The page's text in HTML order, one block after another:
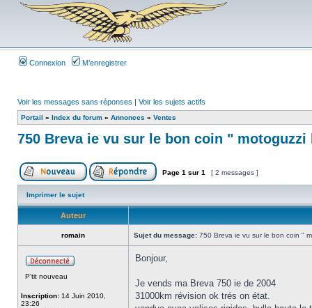
Connexion M’enregistrer
Voir les messages sans réponses | Voir les sujets actifs
Portail » Index du forum » Annonces » Ventes
750 Breva ie vu sur le bon coin " motoguzzi
Page 1 sur 1 [ 2 messages ]
Imprimer le sujet
Auteur
romain Sujet du message: 750 Breva ie vu sur le bon coin "
P'tit nouveau
Inscription: 14 Juin 2010,
23:26
Bonjour,
Je vends ma Breva 750 ie de 2004
31000km révision ok trés on état.